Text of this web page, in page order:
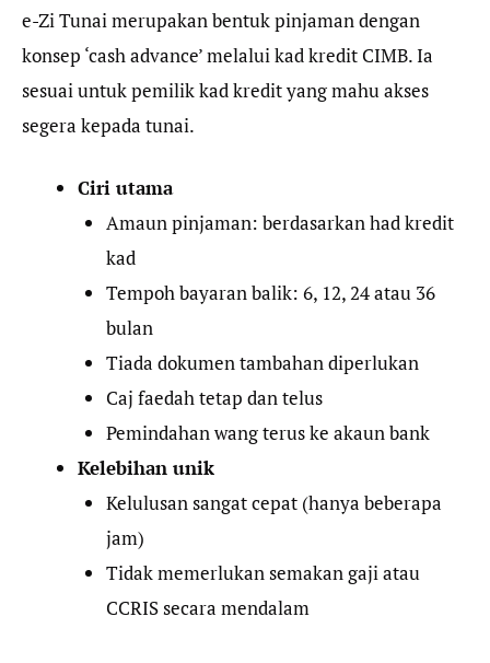
e-Zi Tunai merupakan bentuk pinjaman dengan
konsep ‘cash advance’ melalui kad kredit CIMB. Ia
sesuai untuk pemilik kad kredit yang mahu akses
segera kepada tunai.
Ciri utama
Amaun pinjaman: berdasarkan had kredit
kad
Tempoh bayaran balik: 6, 12, 24 atau 36
bulan
Tiada dokumen tambahan diperlukan
Caj faedah tetap dan telus
Pemindahan wang terus ke akaun bank
Kelebihan unik
Kelulusan sangat cepat (hanya beberapa
jam)
Tidak memerlukan semakan gaji atau
CCRIS secara mendalam